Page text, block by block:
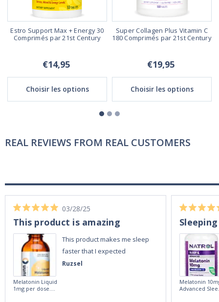
Estro Support Max + Energy 30
Comprimés par 21st Century
€14,95
Choisir les options
Super Collagen Plus Vitamin C
180 Comprimés par 21st Century
€19,95
Choisir les options
REAL REVIEWS FROM REAL CUSTOMERS
Ruzsel
03/28/25
This product is amazing
This product makes me sleep
faster that I expected
Melatonin Liquid
1mg per dose.
Melatonin
Advanced